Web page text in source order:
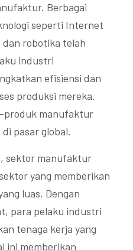
Berbagai
seperti Internet
dan robotika telah
industri
efisiensi dan
produksi mereka.
produk manufaktur
pasar global.
sektor manufaktur
yang memberikan
luas. Dengan
para pelaku industri
tenaga kerja yang
ini memberikan